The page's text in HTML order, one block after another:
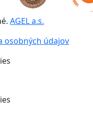
AGEL a.s.
osobných údajov